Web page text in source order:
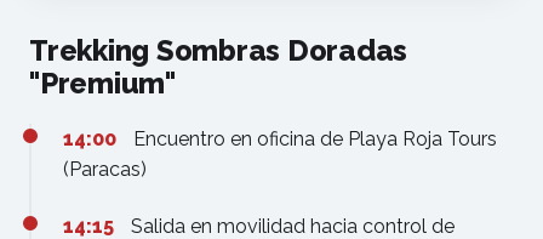
Trekking Sombras Doradas
"Premium"
14:00
Encuentro en oficina de Playa Roja Tours
(Paracas)
14:15
Salida en movilidad hacia control de